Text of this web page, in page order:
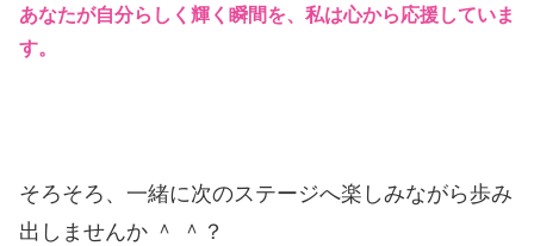
あなたが自分らしく輝く瞬間を、私は心から応援していま
す。
そろそろ、一緒に次のステージへ楽しみながら歩み
出し ませんか ＾ ＾？